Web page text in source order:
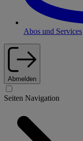
Abos und Services
Abmelden
Seiten Navigation